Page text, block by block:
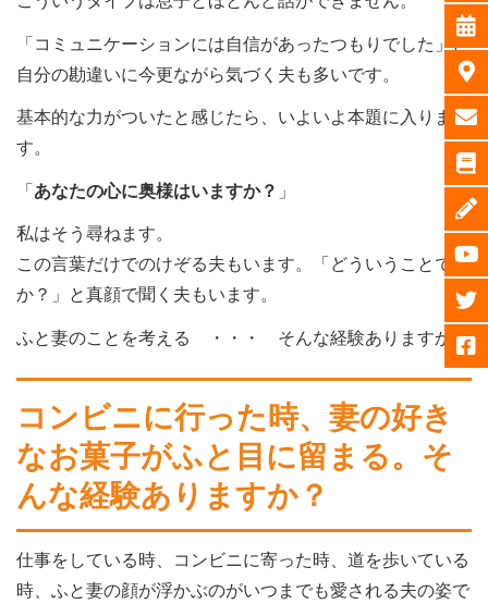
「コミュニケーションには自信があったつもりでした」と
自分の勘違いに今更ながら気づく夫も多いです。
基本的な力がついたと感じたら、いよいよ本題に入りま
す。
「あなたの心に奥様はいますか？ 」
私はそう尋ねます。
この言葉だけでのけぞる夫もいます。「どういうことです
か？」と真顔で聞く夫もいます。
ふと妻のことを考える ・・・ そんな経験ありますか？
コンビニに行った時、妻の好き
なお菓子がふと目に留まる。そ
んな経験ありますか？
仕事をしている時、コンビニに寄った時、道を歩いている
時、ふと妻の顔が浮かぶのがいつまでも愛される夫の姿で